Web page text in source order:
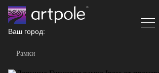
Ваш город:
Рамки